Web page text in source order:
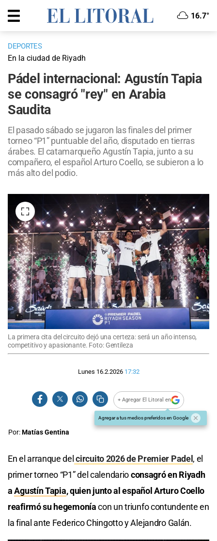
16.7°
DEPORTES
En la ciudad de Riyadh
Pádel internacional: Agustín Tapia
se consagró "rey" en Arabia
Saudita
El pasado sábado se jugaron las finales del primer
torneo “P1” puntuable del año, disputado en tierras
árabes. El catamarqueño Agustín Tapia, junto a su
compañero, el español Arturo Coello, se subieron a lo
más alto del podio.
La primera cita del circuito dejó una certeza: será un año intenso,
competitivo y apasionante. Foto: Gentileza
Lunes 16.2.2026 17:32
+ Agregar El Litoral en
Agregar a tus medios preferidos en Google
Por:Matías Gentina
En el arranque delcircuito 2026 de Premier Padel, el
primer torneo “P1” del calendarioconsagró en Riyadh
aAgustín Tapia, quien junto al español Arturo Coello
reafirmó su hegemoníacon un triunfo contundente en
la final ante Federico Chingotto y Alejandro Galán.